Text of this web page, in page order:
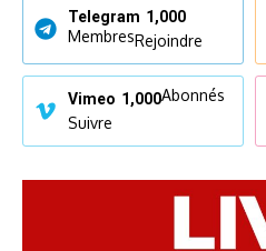
Telegram 1,000
MembresRejoindre
Vimeo 1,000Abonnés
Suivre